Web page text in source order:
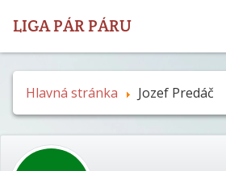
LIGA PÁR PÁRU
Hlavná stránka Jozef Predáč